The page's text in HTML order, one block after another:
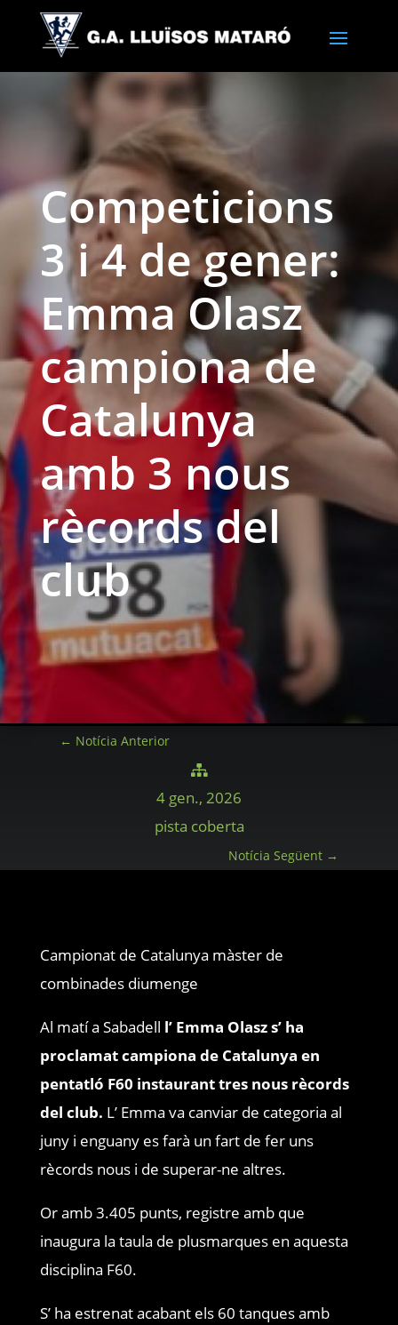
Competicions
3 i 4 de gener:
Emma Olasz
campiona de
Catalunya
amb 3 nous
rècords del
club
← Notícia Anterior

4 gen., 2026
pista coberta
Notícia Següent→
Campionat de Catalunya màster de
combinades diumenge
Al matí a Sabadell l’ Emma Olasz s’ ha
proclamat campiona de Catalunya en
pentatló F60 instaurant tres nous rècords
del club. L’ Emma va canviar de categoria al
juny i enguany es farà un fart de fer uns
rècords nous i de superar-ne altres.
Or amb 3.405 punts, registre amb que
inaugura la taula de plusmarques en aquesta
disciplina F60.
S’ ha estrenat acabant els 60 tanques amb